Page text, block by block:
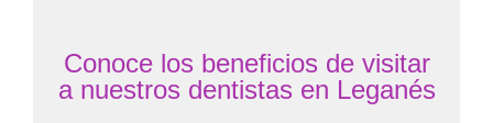
Conoce los beneficios de visitar
a nuestros dentistas en Leganés